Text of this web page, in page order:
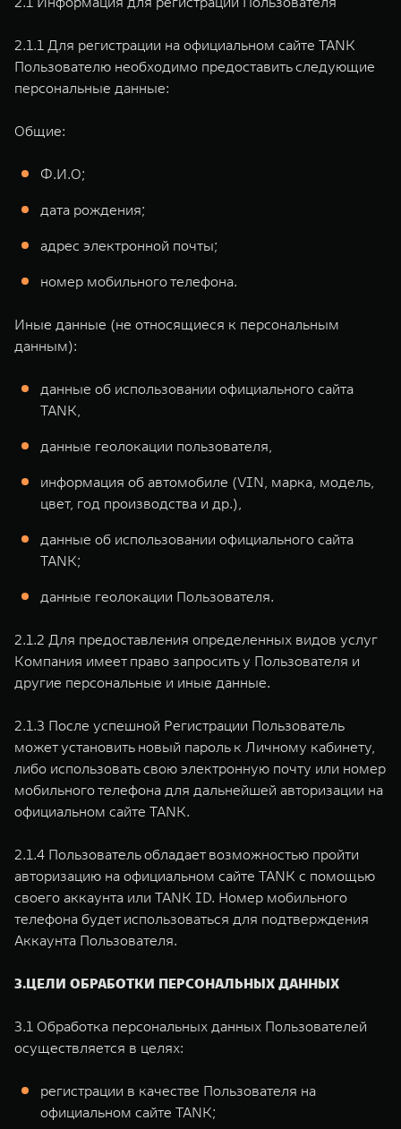
2.1.1 Для регистрации на официальном сайте TANK
Пользователю необходимо предоставить следующие
персональные данные:
Общие:
Ф.И.О;
дата рождения;
адрес электронной почты;
номер мобильного телефона.
Иные данные (не относящиеся к персональным
данным):
данные об использовании официального сайта
TANK,
данные геолокации пользователя,
информация об автомобиле (VIN, марка, модель,
цвет, год производства и др.),
данные об использовании официального сайта
TANK;
данные геолокации Пользователя.
2.1.2 Для предоставления определенных видов услуг
Компания имеет право запросить у Пользователя и
другие персональные и иные данные.
2.1.3 После успешной Регистрации Пользователь
может установить новый пароль к Личному кабинету,
либо использовать свою электронную почту или номер
мобильного телефона для дальнейшей авторизации на
официальном сайте TANK.
2.1.4 Пользователь обладает возможностью пройти
авторизацию на официальном сайте TANK с помощью
своего аккаунта или TANK ID. Номер мобильного
телефона будет использоваться для подтверждения
Аккаунта Пользователя.
3.ЦЕЛИ ОБРАБОТКИ ПЕРСОНАЛЬНЫХ ДАННЫХ
3.1 Обработка персональных данных Пользователей
осуществляется в целях:
регистрации в качестве Пользователя на
официальном сайте TANK;